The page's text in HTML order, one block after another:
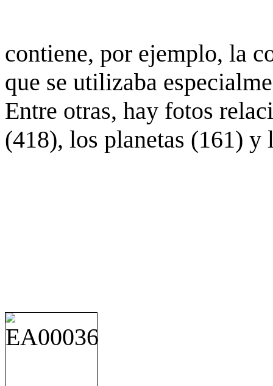
contiene, por ejemplo, la
que se utilizaba
Entre otras, hay fotos
(418), los planetas (161) y